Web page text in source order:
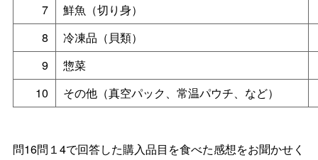
7
鮮魚（切り身）
8
冷凍品（貝類）
9
惣菜
10
その他（真空パック、常温パウチ、など）
問16問１4で回答した購入品目を食べた感想をお聞かせく